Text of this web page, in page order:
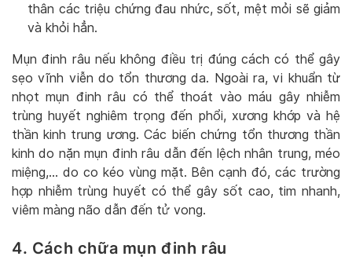
thân các triệu chứng đau nhức, sốt, mệt mỏi sẽ giảm
và khỏi hẳn.
Mụn đinh râu nếu không điều trị đúng cách có thể gây
sẹo vĩnh viễn do tổn thương da. Ngoài ra, vi khuẩn từ
nhọt mụn đinh râu có thể thoát vào máu gây nhiễm
trùng huyết nghiêm trọng đến phổi, xương khớp và hệ
thần kinh trung ương. Các biến chứng tổn thương thần
kinh do nặn mụn đinh râu dẫn đến lệch nhân trung, méo
miệng,… do co kéo vùng mặt. Bên cạnh đó, các trường
hợp nhiễm trùng huyết có thể gây sốt cao, tim nhanh,
viêm màng não dẫn đến tử vong.
4. Cách chữa mụn đinh râu